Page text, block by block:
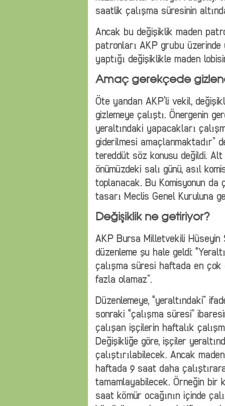
saatlik çalışma süresinin
Ancak bu değişiklik maden
patronları AKP grubu üzerinde
yaptığı değişiklikle maden
Amaç gerekçede
Öte yandan AKP’li vekil,
gizlemeye çalıştı. Önergenin
yeraltındaki yapacakları
giderilmesi amaçlanmaktadır”
tereddüt söz konusu değildi. Alt
önümüzdeki salı günü, asıl
toplanacak. Bu Komisyonun da
tasarı Meclis Genel Kuruluna
Değişiklik ne getiriyor?
AKP Bursa Milletvekili Hüseyin
düzenleme şu hale geldi:
çalışma süresi haftada en
fazla olamaz”.
Düzenlemeye, “yeraltındaki”
sonraki “çalışma süresi”
çalışan işçilerin haftalık
Değişikliğe göre, işçiler
çalıştırılabilecek. Ancak
haftada 9 saat daha
tamamlayabilecek. Örneğin bir
saat kömür ocağının içinde